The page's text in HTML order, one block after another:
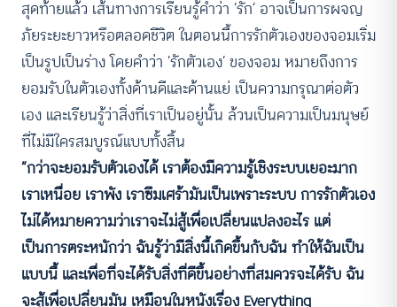
สุดท้ายแล้ว เส้นทางการเรียนรู้คำว่า ‘รัก’ อาจเป็นการผจญ
ภัยระยะยาวหรือตลอดชีวิต ในตอนนี้การรักตัวเองของจอมเริ่ม
เป็นรูปเป็นร่าง โดยคำว่า ‘รักตัวเอง’ ของจอม หมายถึงการ
ยอมรับในตัวเองทั้งด้านดีและด้านแย่ เป็นความกรุณาต่อตัว
เอง และเรียนรู้ว่าสิ่งที่เราเป็นอยู่นั้น ล้วนเป็นความเป็นมนุษย์
ที่ไม่มีใครสมบูรณ์แบบทั้งสิ้น
“กว่าจะยอมรับตัวเองได้ เราต้องมีความรู้เชิงระบบเยอะมาก
เราเหนื่อย เราพัง เราซึมเศร้ามันเป็นเพราะระบบ การรักตัวเอง
ไม่ได้หมายความว่าเราจะไม่สู้เพื่อเปลี่ยนแปลงอะไร แต่
เป็นการตระหนักว่า ฉันรู้ว่ามีสิ่งนี้เกิดขึ้นกับฉัน ทำให้ฉันเป็น
แบบนี้ และเพื่อที่จะได้รับสิ่งที่ดีขึ้นอย่างที่สมควรจะได้รับ ฉัน
จะสู้เพื่อเปลี่ยนมัน เหมือนในหนังเรื่อง Everything